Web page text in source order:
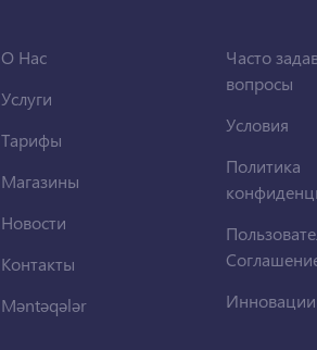
О Нас
Услуги
Тарифы
Магазины
Новости
Контакты
Məntəqələr
Часто
вопросы
Условия
Политика
Инновации